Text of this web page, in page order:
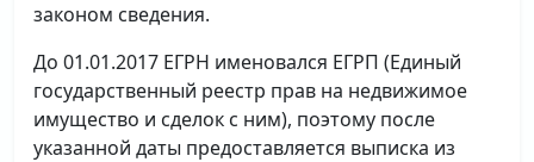
законом сведения.
До 01.01.2017 ЕГРН именовался ЕГРП (Единый
государственный реестр прав на недвижимое
имущество и сделок с ним), поэтому после
указанной даты предоставляется выписка из